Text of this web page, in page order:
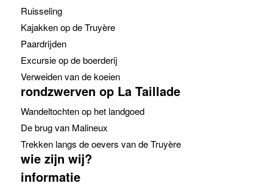
Ruisseling
Kajakken op de Truyère
Paardrijden
Excursie op de boerderij
Verweiden van de koeien
rondzwerven op La Taillade
Wandeltochten op het landgoed
De brug van Malineux
Trekken langs de oevers van de Truyère
wie zijn wij?
informatie